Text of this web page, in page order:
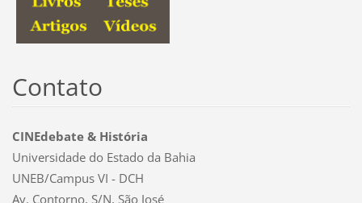
Contato
CINEdebate & História
Universidade do Estado da Bahia
UNEB/Campus VI - DCH
Av. Contorno, S/N, São José